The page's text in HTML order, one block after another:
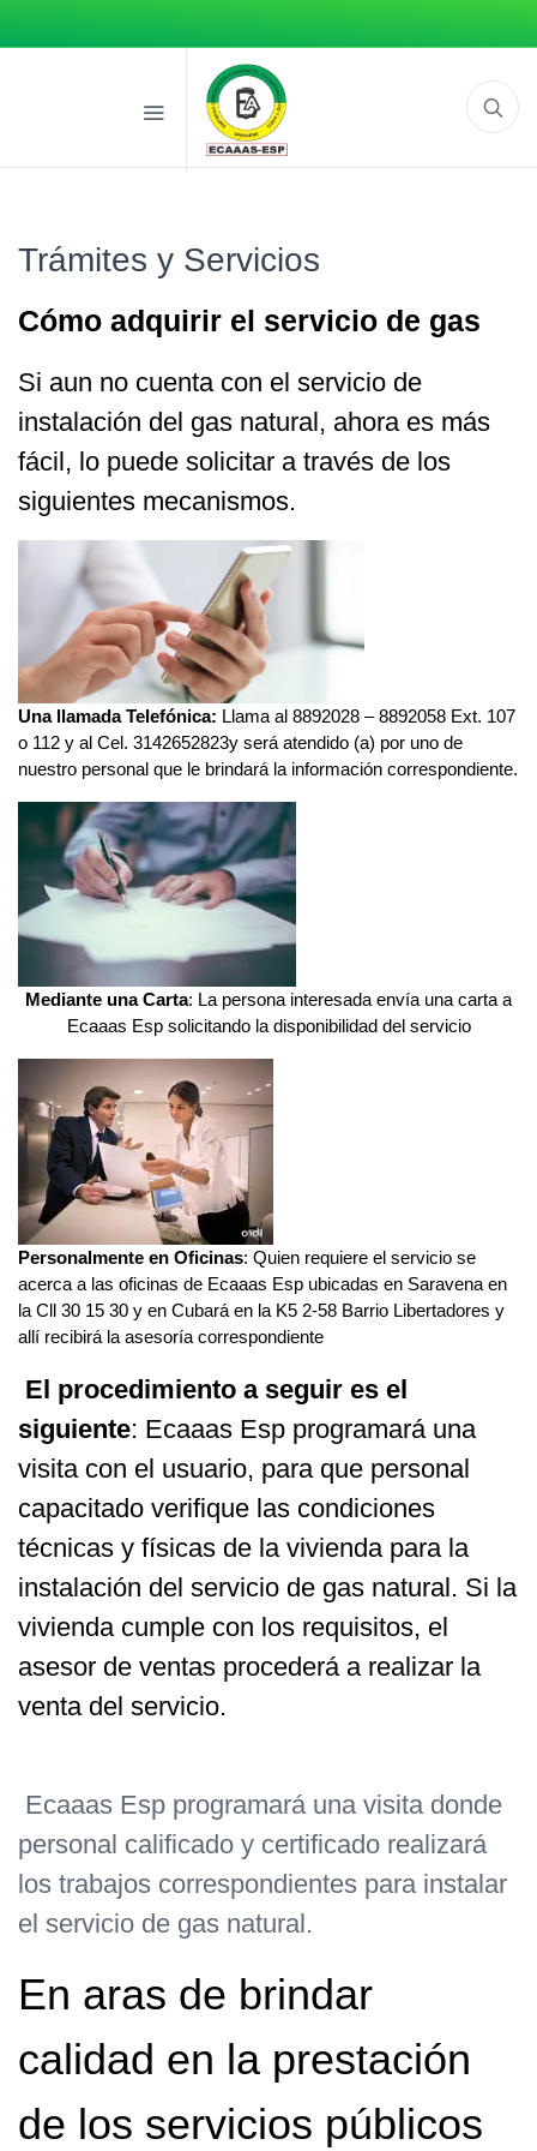
Trámites y Servicios
Cómo adquirir el servicio de gas
Si aun no cuenta con el servicio de
instalación del gas natural, ahora es más
fácil, lo puede solicitar a través de los
siguientes mecanismos.
Una llamada Telefónica: Llama al 8892028 – 8892058 Ext. 107
o 112 y al Cel. 3142652823y será atendido (a) por uno de
nuestro personal que le brindará la información correspondiente.
Mediante una Carta: La persona interesada envía una carta a
Ecaaas Esp solicitando la disponibilidad del servicio
Personalmente en Oficinas: Quien requiere el servicio se
acerca a las oficinas de Ecaaas Esp ubicadas en Saravena en
la Cll 30 15 30 y en Cubará en la K5 2-58 Barrio Libertadores y
allí recibirá la asesoría correspondiente
El procedimiento a seguir es el
siguiente: Ecaaas Esp programará una
visita con el usuario, para que personal
capacitado verifique las condiciones
técnicas y físicas de la vivienda para la
instalación del servicio de gas natural. Si la
vivienda cumple con los requisitos, el
asesor de ventas procederá a realizar la
venta del servicio.
Ecaaas Esp programará una visita donde
personal calificado y certificado realizará
los trabajos correspondientes para instalar
el servicio de gas natural.
En aras de brindar
calidad en la prestación
de los servicios públicos